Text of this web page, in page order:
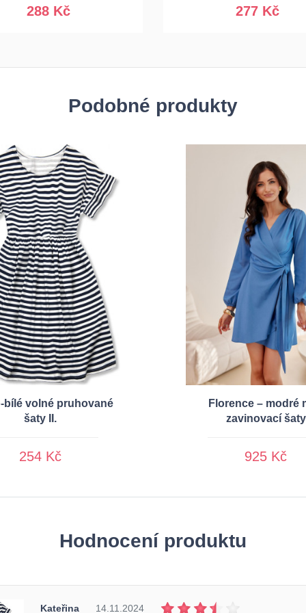
288 Kč 277 Kč
Podobné produkty
bílé volné pruhované
šaty II.
254 Kč
Florence – modré
zavinovací šaty
925 Kč
Hodnocení produktu
Kateřina 14.11.2024